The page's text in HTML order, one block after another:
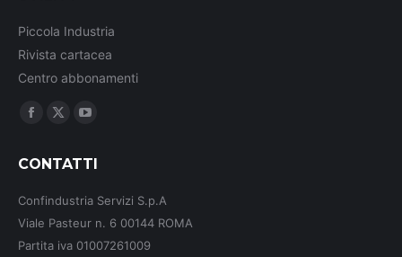
Piccola Industria
Rivista cartacea
Centro abbonamenti
Ci puoi trovare su:
Facebook
opens
new
window
X
opens
window
opens
window
CONTATTI
Confindustria Servizi S.p.A
Viale Pasteur n. 6 00144 ROMA
Partita iva 01007261009